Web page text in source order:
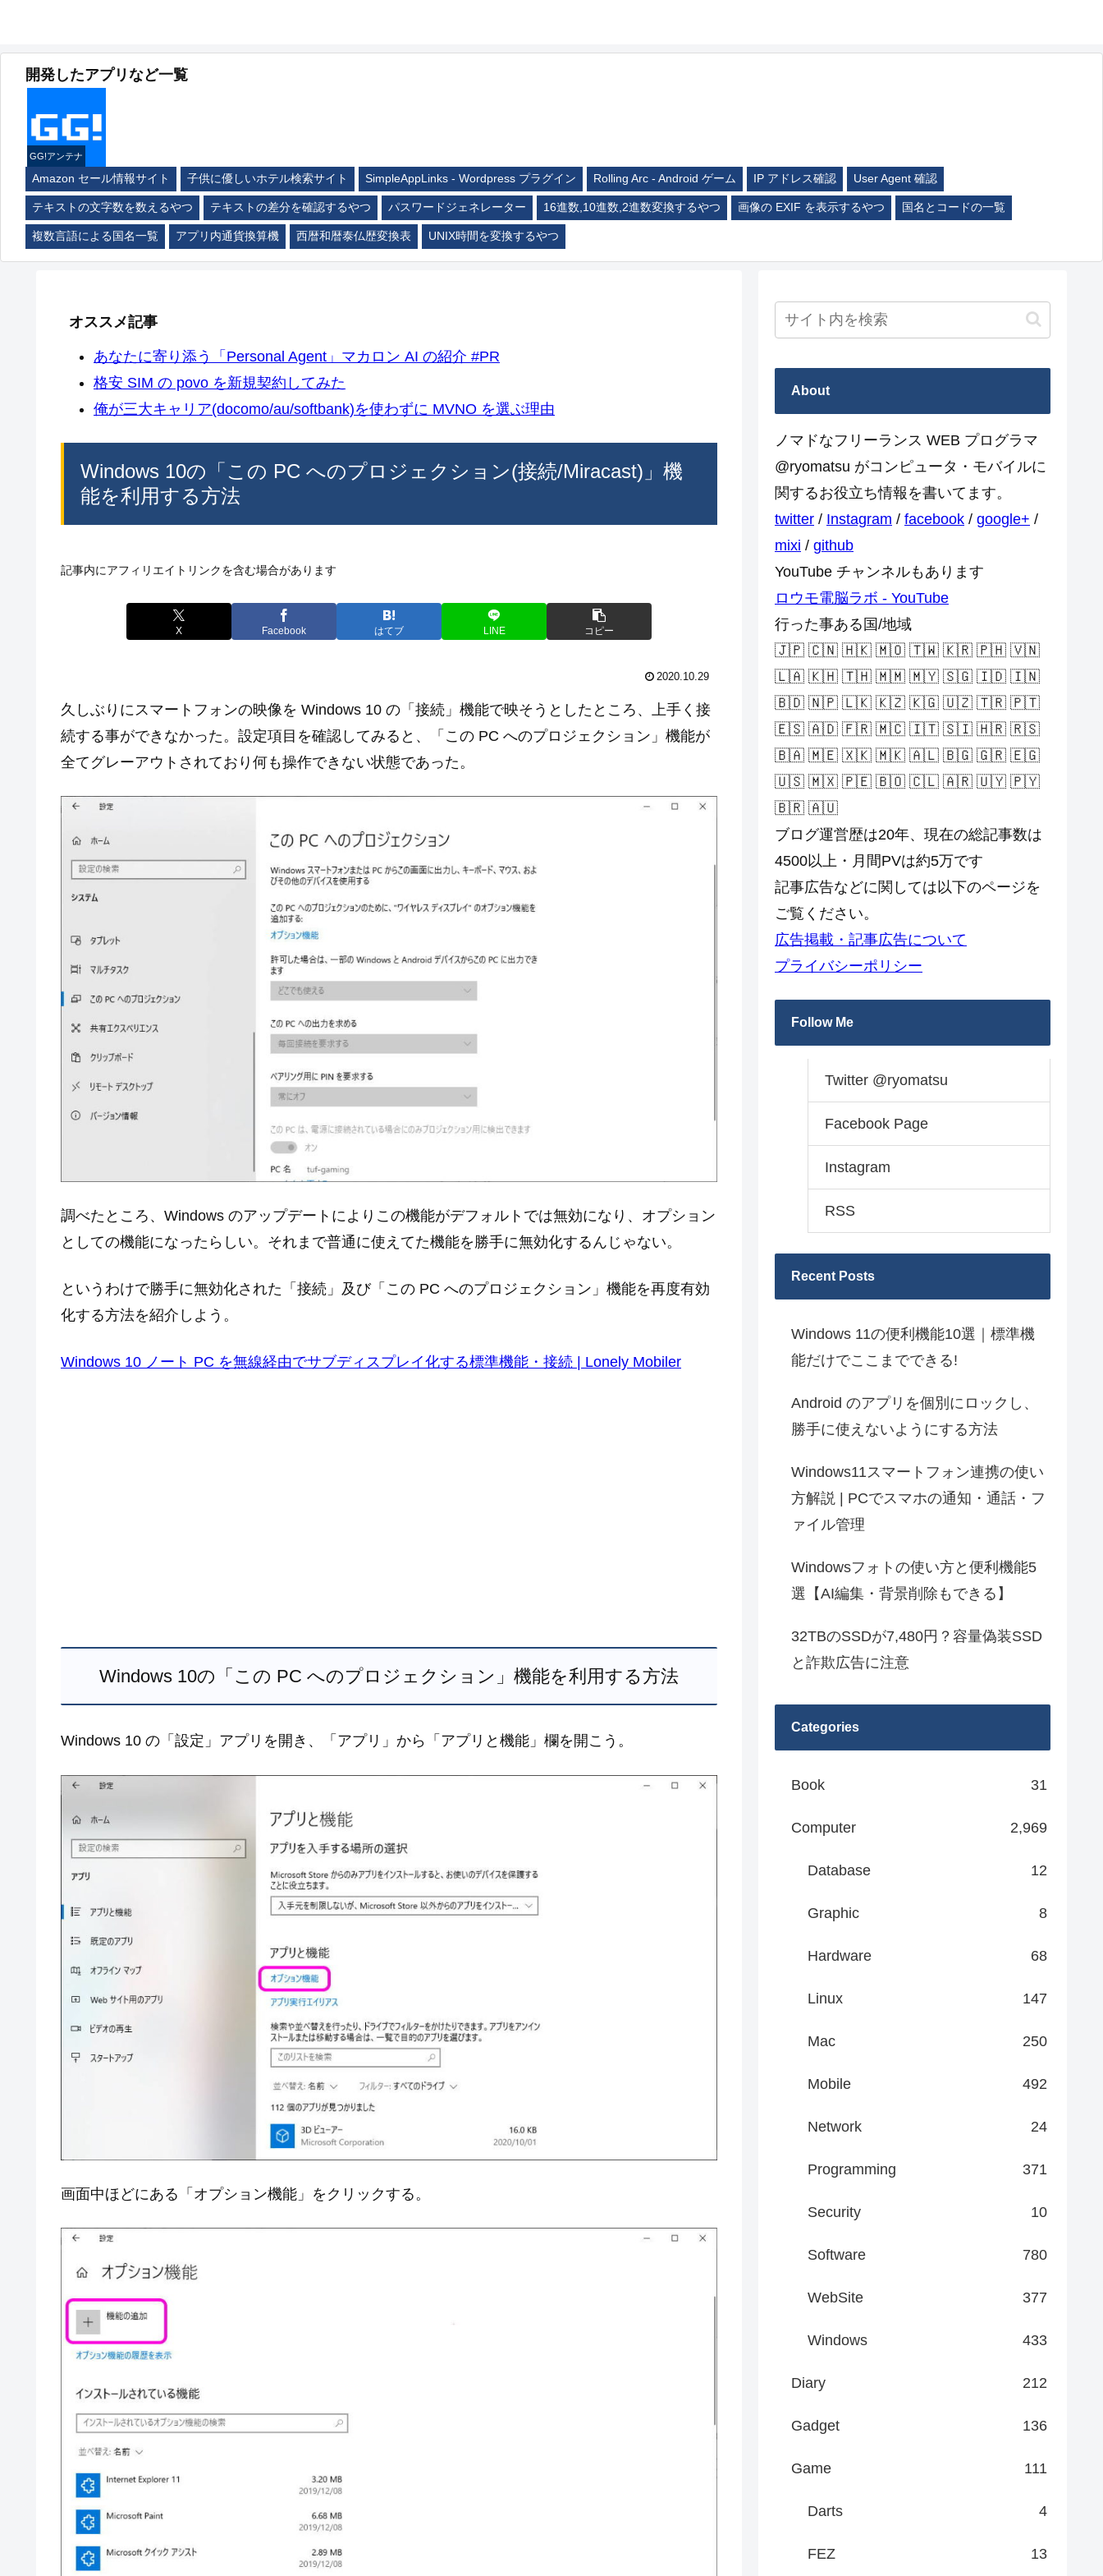
開発したアプリなど一覧
GG!アンテナ
Amazon セール情報サイト 子供に優しいホテル検索サイト SimpleAppLinks - Wordpress プラグイン Rolling Arc - Android ゲーム IP アドレス確認 User Agent 確認
テキストの文字数を数えるやつ テキストの差分を確認するやつ パスワードジェネレーター 16進数,10進数,2進数変換するやつ 画像の EXIF を表示するやつ 国名とコードの一覧
複数言語による国名一覧 アプリ内通貨換算機 西暦和暦泰仏歴変換表 UNIX時間を変換するやつ
オススメ記事
あなたに寄り添う「Personal Agent」マカロン AI の紹介 #PR
格安 SIM の povo を新規契約してみた
俺が三大キャリア(docomo/au/softbank)を使わずに MVNO を選ぶ理由
Windows 10の「この PC へのプロジェクション(接続/Miracast)」機
能を利用する方法
記事内にアフィリエイトリンクを含む場合があります
X Facebook はてブ LINE コピー
2020.10.29
久しぶりにスマートフォンの映像を Windows 10 の「接続」機能で映そうとしたところ、上手く接
続する事ができなかった。設定項目を確認してみると、「この PC へのプロジェクション」機能が
全てグレーアウトされており何も操作できない状態であった。
調べたところ、Windows のアップデートによりこの機能がデフォルトでは無効になり、オプション
としての機能になったらしい。それまで普通に使えてた機能を勝手に無効化するんじゃない。
というわけで勝手に無効化された「接続」及び「この PC へのプロジェクション」機能を再度有効
化する方法を紹介しよう。
Windows 10 ノート PC を無線経由でサブディスプレイ化する標準機能・接続 | Lonely Mobiler
Windows 10の「この PC へのプロジェクション」機能を利用する方法
Windows 10 の「設定」アプリを開き、「アプリ」から「アプリと機能」欄を開こう。
画面中ほどにある「オプション機能」をクリックする。
About
ノマドなフリーランス WEB プログラマ
@ryomatsu がコンピュータ・モバイルに
関するお役立ち情報を書いてます。
twitter / Instagram / facebook / google+ /
mixi / github
YouTube チャンネルもあります
ロウモ電脳ラボ - YouTube
行った事ある国/地域
🇯🇵 🇨🇳 🇭🇰 🇲🇴 🇹🇼 🇰🇷 🇵🇭 🇻🇳
🇱🇦 🇰🇭 🇹🇭 🇲🇲 🇲🇾 🇸🇬 🇮🇩 🇮🇳
🇧🇩 🇳🇵 🇱🇰 🇰🇿 🇰🇬 🇺🇿 🇹🇷 🇵🇹
🇪🇸 🇦🇩 🇫🇷 🇲🇨 🇮🇹 🇸🇮 🇭🇷 🇷🇸
🇧🇦 🇲🇪 🇽🇰 🇲🇰 🇦🇱 🇧🇬 🇬🇷 🇪🇬
🇺🇸 🇲🇽 🇵🇪 🇧🇴 🇨🇱 🇦🇷 🇺🇾 🇵🇾
🇧🇷 🇦🇺
ブログ運営歴は20年、現在の総記事数は
4500以上・月間PVは約5万です
記事広告などに関しては以下のページを
ご覧ください。
広告掲載・記事広告について
プライバシーポリシー
Follow Me
Twitter @ryomatsu
Facebook Page
Instagram
RSS
Recent Posts
Windows 11の便利機能10選｜標準機
能だけでここまでできる!
Android のアプリを個別にロックし、
勝手に使えないようにする方法
Windows11スマートフォン連携の使い
方解説 | PCでスマホの通知・通話・フ
ァイル管理
Windowsフォトの使い方と便利機能5
選【AI編集・背景削除もできる】
32TBのSSDが7,480円？容量偽装SSD
と詐欺広告に注意
Categories
Book 31
Computer 2,969
Database 12
Graphic 8
Hardware 68
Linux 147
Mac 250
Mobile 492
Network 24
Programming 371
Security 10
Software 780
WebSite 377
Windows 433
Diary 212
Gadget 136
Game 111
Darts 4
FEZ 13